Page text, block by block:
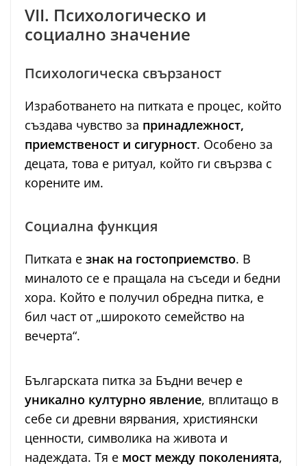
VII. Психологическо и
социално значение
Психологическа свързаност
Изработването на питката е процес, който
създава чувство за принадлежност,
приемственост и сигурност. Особено за
децата, това е ритуал, който ги свързва с
корените им.
Социална функция
Питката е знак на гостоприемство. В
миналото се е пращала на съседи и бедни
хора. Който е получил обредна питка, е
бил част от „широкото семейство на
вечерта“.
Българската питка за Бъдни вечер е
уникално културно явление, вплитащо в
себе си древни вярвания, християнски
ценности, символика на живота и
надеждата. Тя е мост между поколенията,